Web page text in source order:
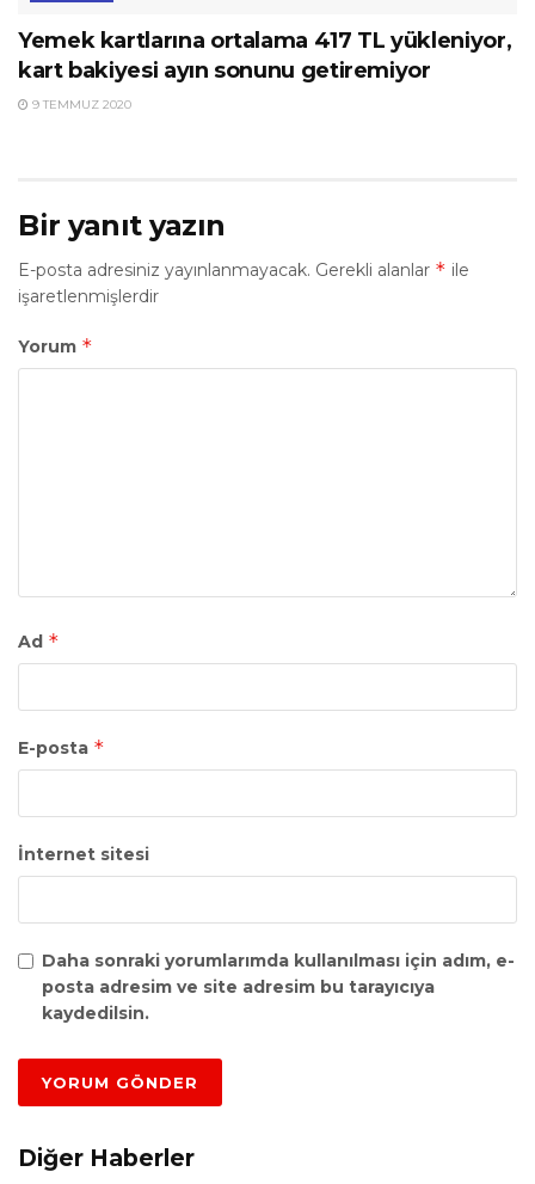
Yemek kartlarına ortalama 417 TL yükleniyor,
kart bakiyesi ayın sonunu getiremiyor
9 TEMMUZ 2020
Bir yanıt yazın
E-posta adresiniz yayınlanmayacak. Gerekli alanlar * ile
işaretlenmişlerdir
Yorum *
Ad *
E-posta *
İnternet sitesi
Daha sonraki yorumlarımda kullanılması için adım, e-
posta adresim ve site adresim bu tarayıcıya
kaydedilsin.
Diğer Haberler